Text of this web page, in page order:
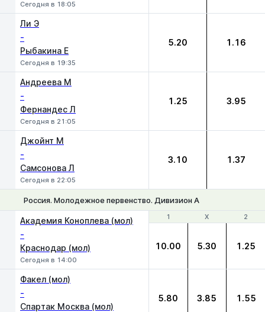
Сегодня в 18:05
Ли Э
-
Рыбакина Е
Сегодня в 19:35
5.20 1.16
Андреева М
-
Фернандес Л
Сегодня в 21:05
1.25 3.95
Джойнт М
-
Самсонова Л
Сегодня в 22:05
3.10 1.37
Россия. Молодежное первенство. Дивизион А
1 Х 2
Академия Коноплева (мол)
-
Краснодар (мол)
Сегодня в 14:00
1 Х 2
10.00 5.30 1.25
Факел (мол)
-
Спартак Москва (мол)
5.80 3.85 1.55